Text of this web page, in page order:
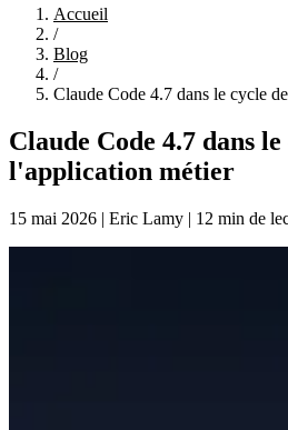
Accueil
/
Blog
/
Claude Code 4.7 dans le cycle
Claude Code 4.7 dans
l'application métier
15 mai 2026 | Eric Lamy | 12 min de